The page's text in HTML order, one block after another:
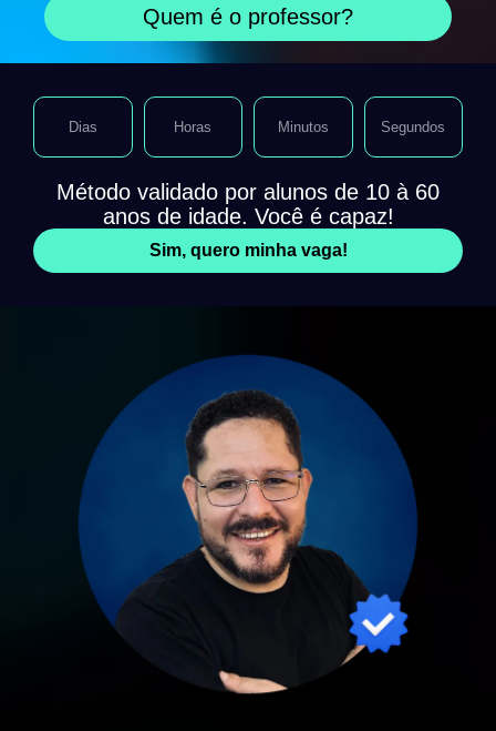
Quem é o professor?
Método validado por alunos de 10 à 60
anos de idade. Você é capaz!
Sim, quero minha vaga!
Dias Horas Minutos Segundos